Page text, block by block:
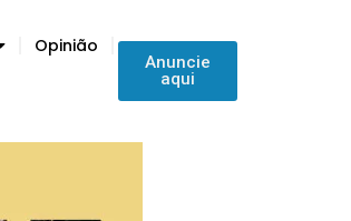
Opinião
Anuncie
aqui